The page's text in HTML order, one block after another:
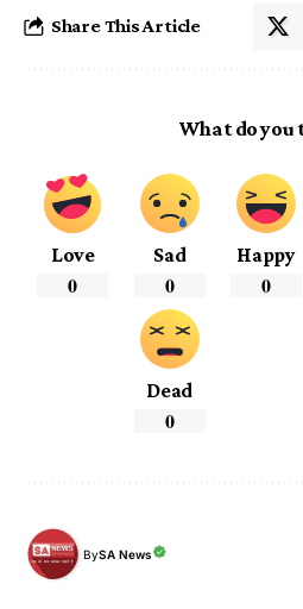
Share This Article
What do you
Love
0
Sad
0
Happy
0
Dead
0
BySA News